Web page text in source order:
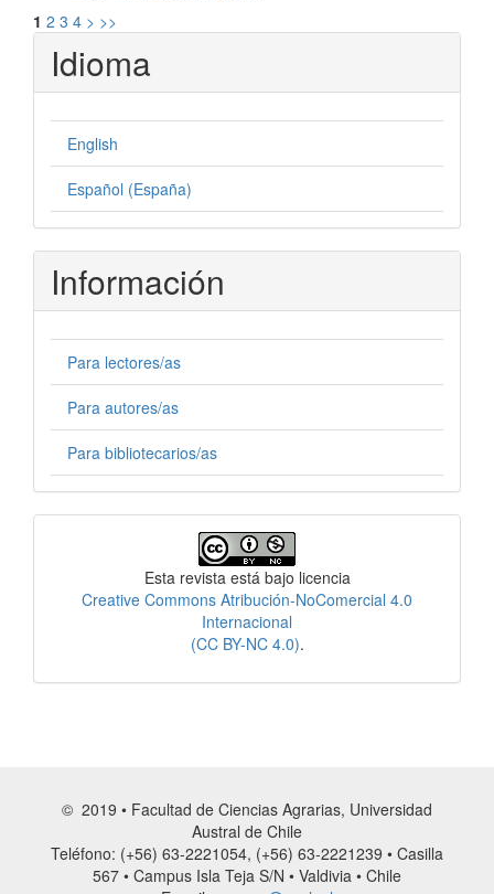
1 2 3 4 > >>
Idioma
English
Español (España)
Información
Para lectores/as
Para autores/as
Para bibliotecarios/as
Esta revista está bajo licencia
Creative Commons Atribución-NoComercial 4.0
Internacional
(CC BY-NC 4.0).
© 2019 • Facultad de Ciencias Agrarias, Universidad
Austral de Chile
Teléfono: (+56) 63-2221054, (+56) 63-2221239 • Casilla
567 • Campus Isla Teja S/N • Valdivia • Chile